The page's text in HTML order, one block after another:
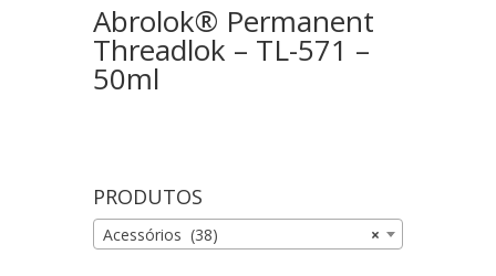
Abrolok® Permanent
Threadlok – TL-571 –
50ml
PRODUTOS
×
Acessórios (38)